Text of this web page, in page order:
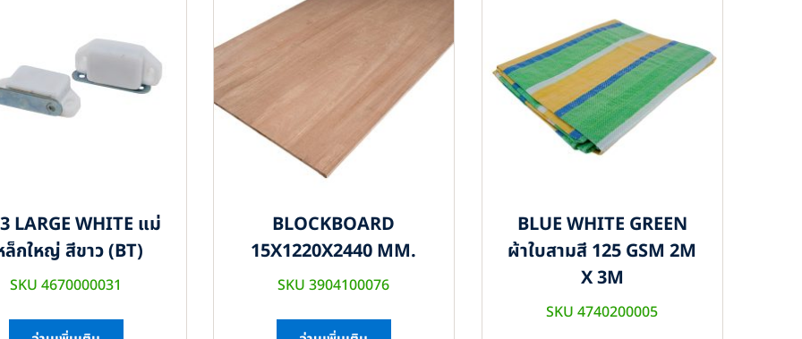
LARGE WHITE แม่
ล็กใหญ่ สีขาว (BT)
SKU 4670000031
BLOCKBOARD
15X1220X2440 MM.
SKU 3904100076
BLUE WHITE GREEN
ผ้าใบสามสี 125 GSM 2M
X 3M
SKU 4740200005